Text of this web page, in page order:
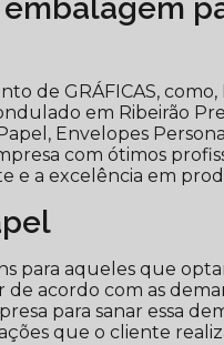
de GRÁFICAS,
em Ribeirão
Envelopes
com ótimos
e a excelência em
para aqueles que
acordo com as
para sanar essa
que o cliente